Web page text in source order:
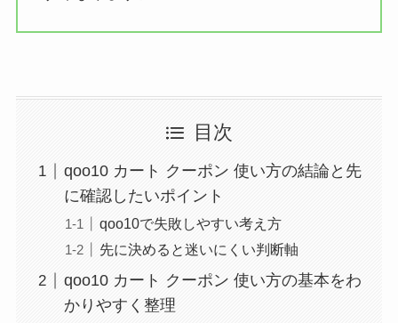
目次
qoo10 カート クーポン 使い方の結論と先
に確認したいポイント
qoo10で失敗しやすい考え方
先に決めると迷いにくい判断軸
qoo10 カート クーポン 使い方の基本をわ
かりやすく整理